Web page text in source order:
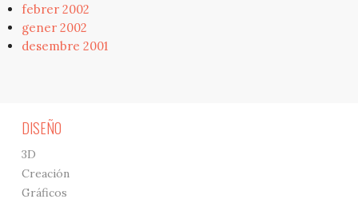
febrer 2002
gener 2002
desembre 2001
DISEÑO
3D
Creación
Gráficos